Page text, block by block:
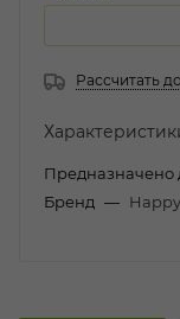
Рассчитать
Предназначено
Бренд —